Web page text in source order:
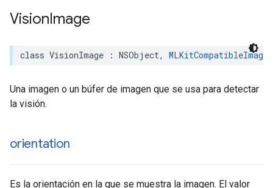
VisionImage
class VisionImage : NSObject, MLKitCompatibleImage
Una imagen o un búfer de imagen que se usa para detectar
la visión.
orientation
Es la orientación en la que se muestra la imagen. El valor